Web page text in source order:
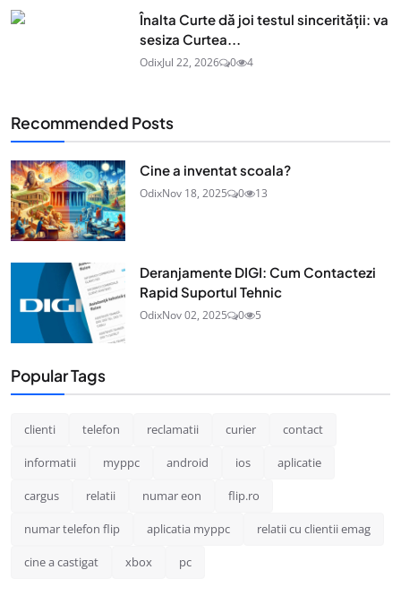
Înalta Curte dă joi testul sincerității: va
sesiza Curtea...
OdixJul 22, 2026 0 4
Recommended Posts
Cine a inventat scoala?
OdixNov 18, 2025 0 13
Deranjamente DIGI: Cum Contactezi
Rapid Suportul Tehnic
OdixNov 02, 2025 0 5
Popular Tags
clienti telefon reclamatii curier contact
informatii myppc android ios aplicatie
cargus relatii numar eon flip.ro
numar telefon flip aplicatia myppc relatii cu clientii emag
cine a castigat xbox pc